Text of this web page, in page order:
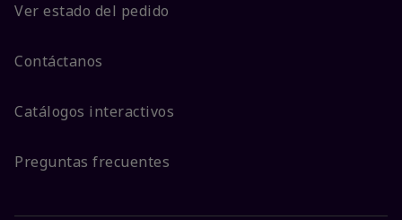
Ver estado del pedido
Contáctanos
Catálogos interactivos
Preguntas frecuentes